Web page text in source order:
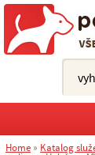
Home » Katalog